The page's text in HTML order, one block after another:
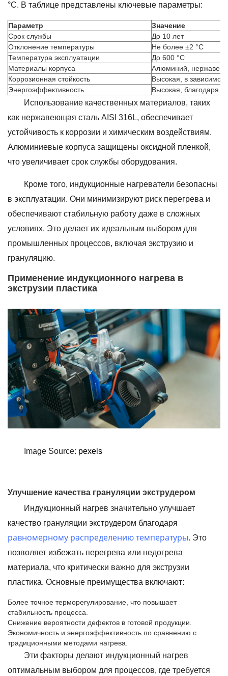
°C. В таблице представлены ключевые параметры:
Параметр
Значение
Срок службы
До 10 лет
Отклонение температуры
Не более ±2 °C
Температура эксплуатации
До 600 °C
Материалы корпуса
Алюминий,
Коррозионная стойкость
Высокая, в
Энергоэффективность
Высокая, благодаря
Использование качественных материалов, таких
как нержавеющая сталь AISI 316L, обеспечивает
устойчивость к коррозии и химическим воздействиям.
Алюминиевые корпуса защищены оксидной пленкой,
что увеличивает срок службы оборудования.
Кроме того, индукционные нагреватели безопасны
в эксплуатации. Они минимизируют риск перегрева и
обеспечивают стабильную работу даже в сложных
условиях. Это делает их идеальным выбором для
промышленных процессов, включая экструзию и
грануляцию.
Применение индукционного нагрева в
экструзии пластика
Image Source: pexels
Улучшение качества грануляции экструдером
Индукционный нагрев значительно улучшает
качество грануляции экструдером благодаря
равномерному распределению температуры. Это
позволяет избежать перегрева или недогрева
материала, что критически важно для экструзии
пластика. Основные преимущества включают:
Более точное терморегулирование, что повышает
стабильность процесса.
Снижение вероятности дефектов в готовой продукции.
Экономичность и энергоэффективность по сравнению с
традиционными методами нагрева.
Эти факторы делают индукционный нагрев
оптимальным выбором для процессов, где требуется